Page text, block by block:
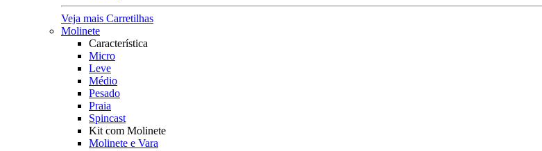
Veja mais Carretilhas
Molinete
Característica
Micro
Leve
Médio
Pesado
Praia
Spincast
Kit com Molinete
Molinete e Vara